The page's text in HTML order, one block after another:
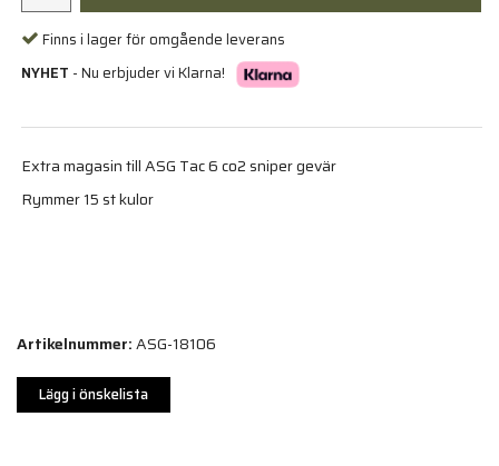
Finns i lager för omgående leverans
NYHET - Nu erbjuder vi Klarna!
Extra magasin till ASG Tac 6 co2 sniper gevär
Rymmer 15 st kulor
Artikelnummer:ASG-18106
Lägg i önskelista